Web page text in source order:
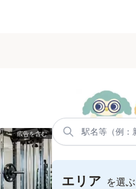
エリア を選ぶ